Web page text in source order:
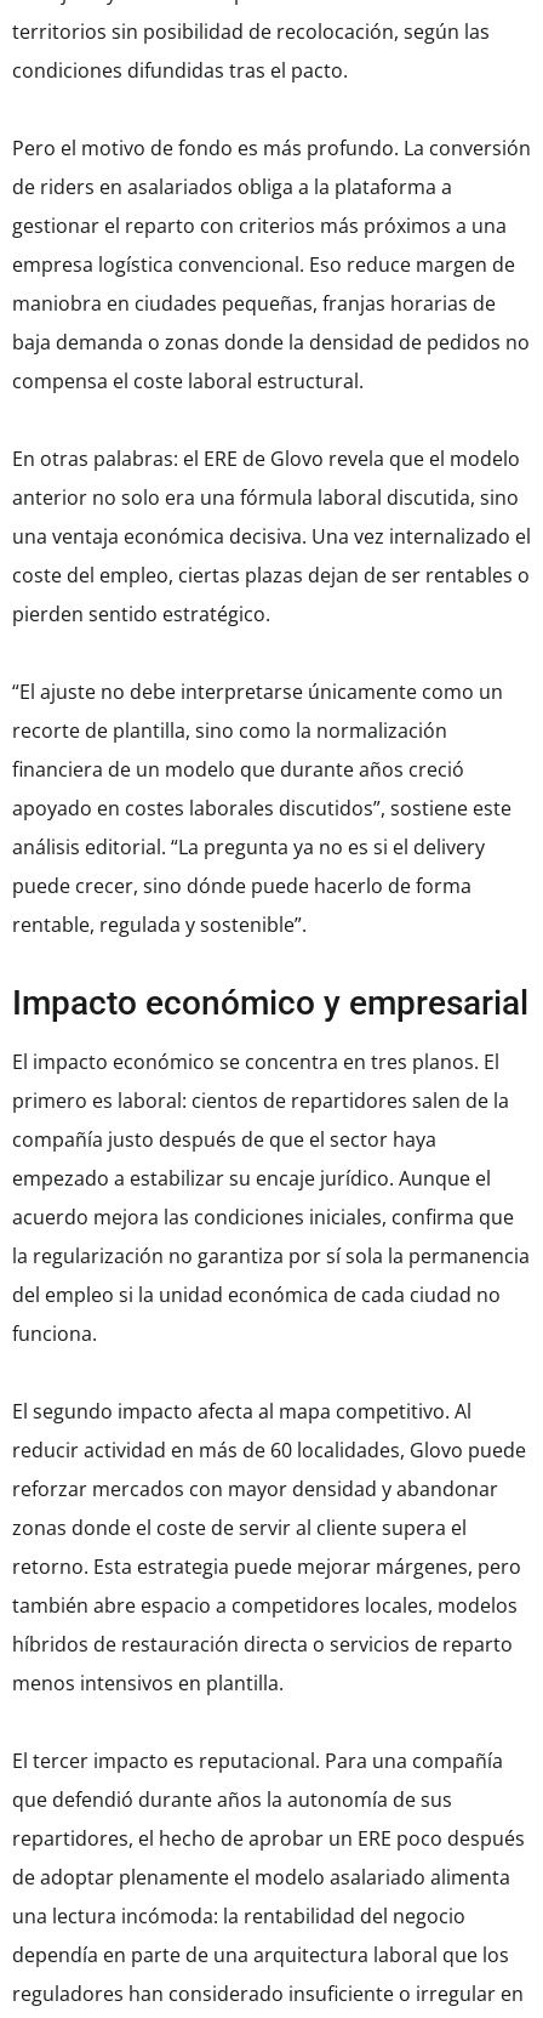
territorios sin posibilidad de recolocación, según las
condiciones difundidas tras el pacto.
Pero el motivo de fondo es más profundo. La conversión
de riders en asalariados obliga a la plataforma a
gestionar el reparto con criterios más próximos a una
empresa logística convencional. Eso reduce margen de
maniobra en ciudades pequeñas, franjas horarias de
baja demanda o zonas donde la densidad de pedidos no
compensa el coste laboral estructural.
En otras palabras: el ERE de Glovo revela que el modelo
anterior no solo era una fórmula laboral discutida, sino
una ventaja económica decisiva. Una vez internalizado el
coste del empleo, ciertas plazas dejan de ser rentables o
pierden sentido estratégico.
“El ajuste no debe interpretarse únicamente como un
recorte de plantilla, sino como la normalización
financiera de un modelo que durante años creció
apoyado en costes laborales discutidos”, sostiene este
análisis editorial. “La pregunta ya no es si el delivery
puede crecer, sino dónde puede hacerlo de forma
rentable, regulada y sostenible”.
Impacto económico y empresarial
El impacto económico se concentra en tres planos. El
primero es laboral: cientos de repartidores salen de la
compañía justo después de que el sector haya
empezado a estabilizar su encaje jurídico. Aunque el
acuerdo mejora las condiciones iniciales, confirma que
la regularización no garantiza por sí sola la permanencia
del empleo si la unidad económica de cada ciudad no
funciona.
El segundo impacto afecta al mapa competitivo. Al
reducir actividad en más de 60 localidades, Glovo puede
reforzar mercados con mayor densidad y abandonar
zonas donde el coste de servir al cliente supera el
retorno. Esta estrategia puede mejorar márgenes, pero
también abre espacio a competidores locales, modelos
híbridos de restauración directa o servicios de reparto
menos intensivos en plantilla.
El tercer impacto es reputacional. Para una compañía
que defendió durante años la autonomía de sus
repartidores, el hecho de aprobar un ERE poco después
de adoptar plenamente el modelo asalariado alimenta
una lectura incómoda: la rentabilidad del negocio
dependía en parte de una arquitectura laboral que los
reguladores han considerado insuficiente o irregular en